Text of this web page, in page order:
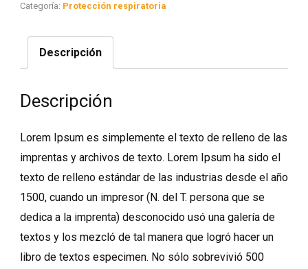
Categoría: Protección respiratoria
Descripción
Descripción
Lorem Ipsum es simplemente el texto de relleno de las
imprentas y archivos de texto. Lorem Ipsum ha sido el
texto de relleno estándar de las industrias desde el año
1500, cuando un impresor (N. del T. persona que se
dedica a la imprenta) desconocido usó una galería de
textos y los mezcló de tal manera que logró hacer un
libro de textos especimen. No sólo sobrevivió 500